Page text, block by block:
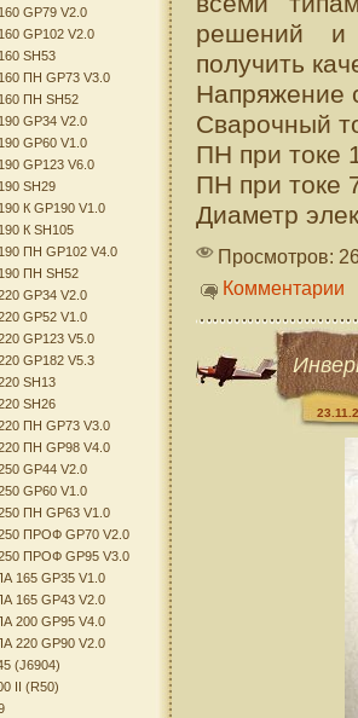
решений и
получить
Напряжение
Сварочный
ПН при токе
ПН при токе
Диаметр
Просмотров:
Комментарии
GP79 V2.0
GP102 V2.0
SH53
ПН GP73 V3.0
ПН SH52
GP34 V2.0
GP60 V1.0
GP123 V6.0
SH29
К GP190 V1.0
К SH105
ПН GP102 V4.0
ПН SH52
GP34 V2.0
GP52 V1.0
GP123 V5.0
GP182 V5.3
SH13
SH26
ПН GP73 V3.0
ПН GP98 V4.0
GP44 V2.0
GP60 V1.0
ПН GP63 V1.0
ПРОФ GP70 V2.0
ПРОФ GP95 V3.0
165 GP35 V1.0
165 GP43 V2.0
200 GP95 V4.0
220 GP90 V2.0
(J6904)
II (R50)